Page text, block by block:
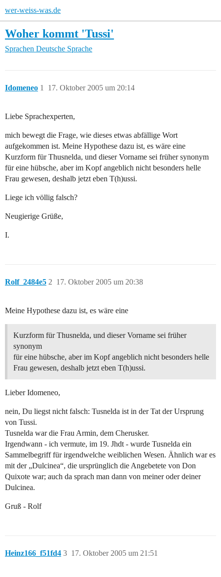
wer-weiss-was.de
Woher kommt 'Tussi'
Sprachen Deutsche Sprache
Idomeneo 17. Oktober 2005 um 20:14
1
Liebe Sprachexperten,
mich bewegt die Frage, wie dieses etwas abfällige Wort
aufgekommen ist. Meine Hypothese dazu ist, es wäre eine
Kurzform für Thusnelda, und dieser Vorname sei früher synonym
für eine hübsche, aber im Kopf angeblich nicht besonders helle
Frau gewesen, deshalb jetzt eben T(h)ussi.
Liege ich völlig falsch?
Neugierige Grüße,
I.
Rolf_2484e5 17. Oktober 2005 um 20:38
2
Meine Hypothese dazu ist, es wäre eine
Kurzform für Thusnelda, und dieser Vorname sei früher
synonym
für eine hübsche, aber im Kopf angeblich nicht besonders helle
Frau gewesen, deshalb jetzt eben T(h)ussi.
Lieber Idomeneo,
nein, Du liegst nicht falsch: Tusnelda ist in der Tat der Ursprung
von Tussi.
Tusnelda war die Frau Armin, dem Cherusker.
Irgendwann - ich vermute, im 19. Jhdt - wurde Tusnelda ein
Sammelbegriff für irgendwelche weiblichen Wesen. Ähnlich war es
mit der „Dulcinea“, die ursprünglich die Angebetete von Don
Quixote war; auch da sprach man dann von meiner oder deiner
Dulcinea.
Gruß - Rolf
Heinz166_f51fd4 17. Oktober 2005 um 21:51
3